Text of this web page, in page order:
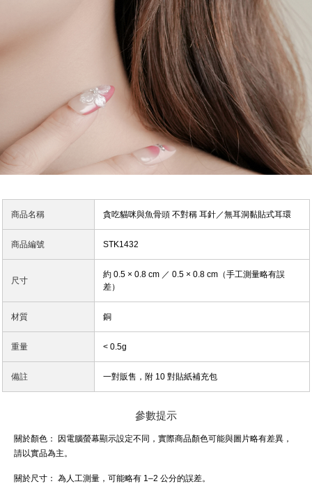
商品名稱 貪吃貓咪與魚骨頭 不對稱 耳針／無耳洞黏貼式耳環
商品編號 STK1432
尺寸
約 0.5 × 0.8 cm ／ 0.5 × 0.8 cm（手工測量略有誤
差）
材質 銅
重量 < 0.5g
備註 一對販售，附 10 對貼紙補充包
參數提示
關於顏色：
因電腦螢幕顯示設定不同，實際商品顏色可能與圖片略有差異，
請以實品為主。
關於尺寸： 為人工測量，可能略有 1–2 公分的誤差。